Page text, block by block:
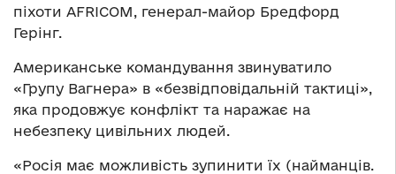
піхоти AFRICOM, генерал-майор Бредфорд
Герінг.
Американське командування звинуватило
«Групу Вагнера» в «безвідповідальній тактиці»,
яка продовжує конфлікт та наражає на
небезпеку цивільних людей.
«Росія має можливість зупинити їх (найманців.